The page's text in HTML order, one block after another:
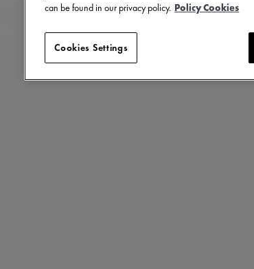
can be found in our privacy policy. Policy Cookies
Cookies Settings